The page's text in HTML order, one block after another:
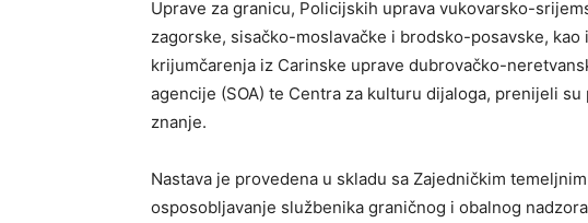
Uprave za granicu, Policijskih uprava vukovarsko-
zagorske, sisačko-moslavačke i brodsko-posavske,
krijumčarenja iz Carinske uprave dubrovačko-
agencije (SOA) te Centra za kulturu dijaloga, prenijeli
znanje.
Nastava je provedena u skladu sa Zajedničkim
osposobljavanje službenika graničnog i obalnog